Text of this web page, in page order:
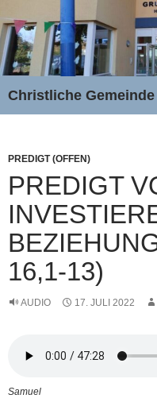
Inhalt
springen
Christliche
PREDIGT (OFFEN)
PREDIGT
16,1-13)
AUDIO 17. JULI 2022
Samuel